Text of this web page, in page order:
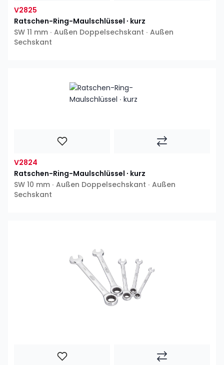
V2825
Ratschen-Ring-Maulschlüssel ∙ kurz
SW 11 mm ∙ Außen Doppelsechskant ∙ Außen
Sechskant
V2824
Ratschen-Ring-Maulschlüssel ∙ kurz
SW 10 mm ∙ Außen Doppelsechskant ∙ Außen
Sechskant